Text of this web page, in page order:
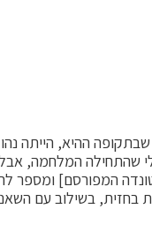
ההיא, הייתה
לי שהתחילה המלחמה,
המפורסם] ומספר
בחזית, בשילוב עם